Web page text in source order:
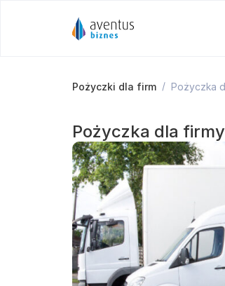
Pożyczki dla firm Pożyczka
Pożyczka dla